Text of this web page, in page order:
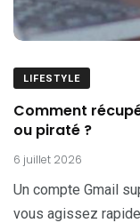
LIFESTYLE
Comment
ou piraté ?
6 juillet 2026
Un compte Gmail
vous agissez